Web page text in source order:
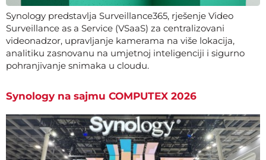
Synology predstavlja Surveillance365, rješenje Video
Surveillance as a Service (VSaaS) za centralizovani
videonadzor, upravljanje kamerama na više lokacija,
analitiku zasnovanu na umjetnoj inteligenciji i sigurno
pohranjivanje snimaka u cloudu.
Synology na sajmu COMPUTEX 2026